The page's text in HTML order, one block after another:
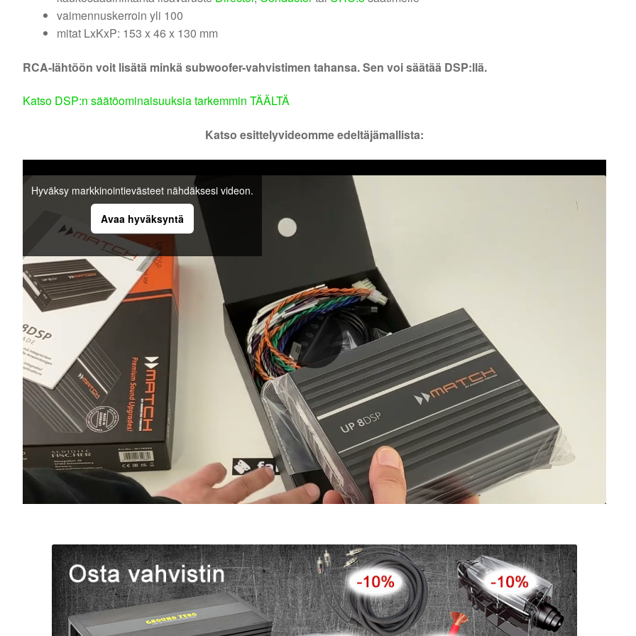
vaimennuskerroin yli 100
mitat LxKxP: 153 x 46 x 130 mm
RCA-lähtöön voit lisätä minkä subwoofer-vahvistimen tahansa. Sen voi säätää DSP:llä.
Katso DSP:n säätöominaisuuksia tarkemmin TÄÄLTÄ
Katso esittelyvideomme edeltäjämallista:
Hyväksy markkinointievästeet nähdäksesi videon.
Avaa hyväksyntä